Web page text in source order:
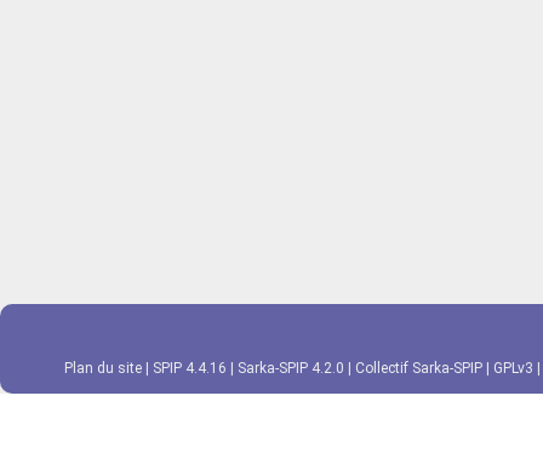
Plan du site SPIP 4.4.16 Sarka-SPIP 4.2.0 Collectif Sarka-SPIP GPLv3